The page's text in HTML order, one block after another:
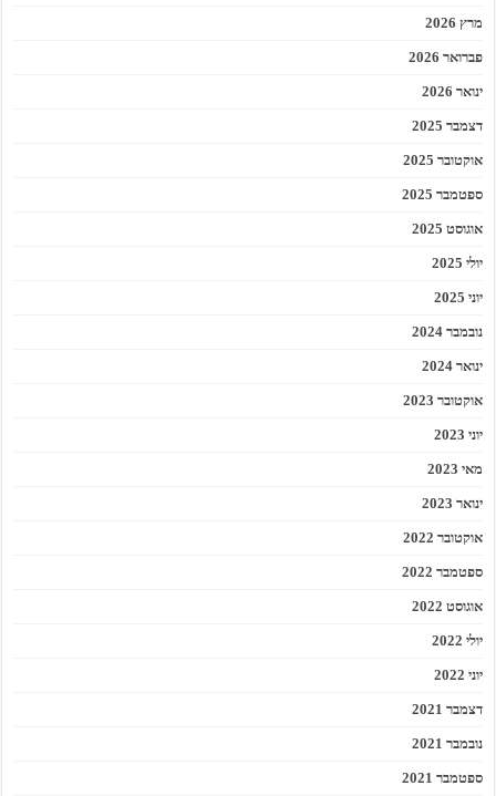
מרץ 2026
פברואר 2026
ינואר 2026
דצמבר 2025
אוקטובר 2025
ספטמבר 2025
אוגוסט 2025
יולי 2025
יוני 2025
נובמבר 2024
ינואר 2024
אוקטובר 2023
יוני 2023
מאי 2023
ינואר 2023
אוקטובר 2022
ספטמבר 2022
אוגוסט 2022
יולי 2022
יוני 2022
דצמבר 2021
נובמבר 2021
ספטמבר 2021